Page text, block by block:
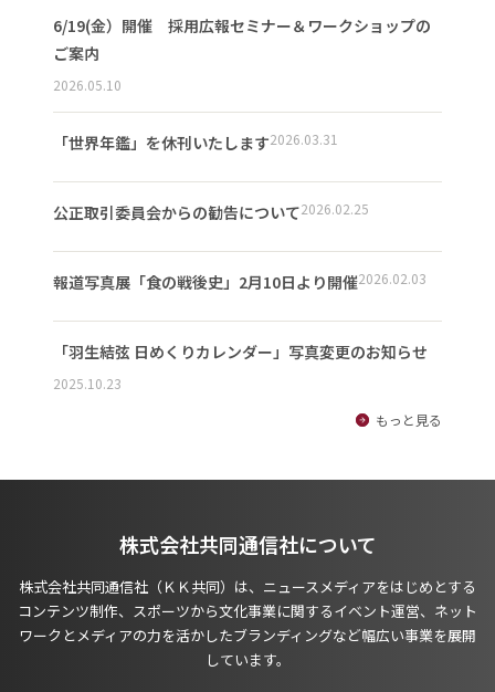
6/19(金）開催 採用広報セミナー＆ワークショップの
ご案内
2026.05.10
「世界年鑑」を休刊いたします2026.03.31
公正取引委員会からの勧告について2026.02.25
報道写真展「食の戦後史」2月10日より開催2026.02.03
「羽生結弦 日めくりカレンダー」写真変更のお知らせ
2025.10.23
もっと見る
株式会社共同通信社について
株式会社共同通信社（ＫＫ共同）は、ニュースメディアをはじめとする
コンテンツ制作、スポーツから文化事業に関するイベント運営、ネット
ワークとメディアの力を活かしたブランディングなど幅広い事業を展開
しています。